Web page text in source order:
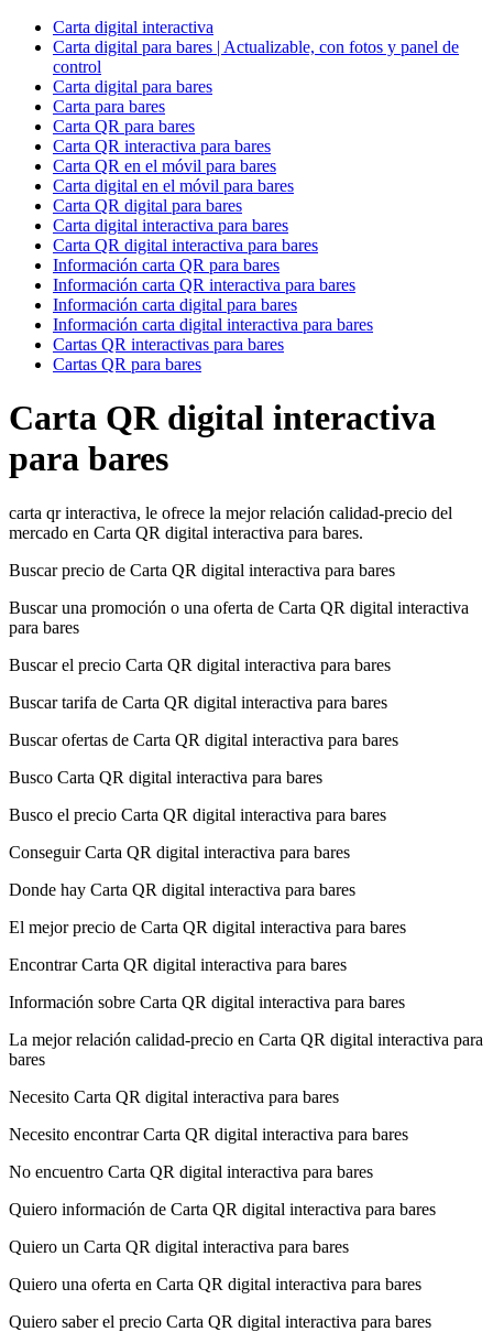
Carta digital interactiva
Carta digital para bares | Actualizable, con fotos y panel de
control
Carta digital para bares
Carta para bares
Carta QR para bares
Carta QR interactiva para bares
Carta QR en el móvil para bares
Carta digital en el móvil para bares
Carta QR digital para bares
Carta digital interactiva para bares
Carta QR digital interactiva para bares
Información carta QR para bares
Información carta QR interactiva para bares
Información carta digital para bares
Información carta digital interactiva para bares
Cartas QR interactivas para bares
Cartas QR para bares
Carta QR digital interactiva
para bares
carta qr interactiva, le ofrece la mejor relación calidad-precio del
mercado en Carta QR digital interactiva para bares.
Buscar precio de Carta QR digital interactiva para bares
Buscar una promoción o una oferta de Carta QR digital interactiva
para bares
Buscar el precio Carta QR digital interactiva para bares
Buscar tarifa de Carta QR digital interactiva para bares
Buscar ofertas de Carta QR digital interactiva para bares
Busco Carta QR digital interactiva para bares
Busco el precio Carta QR digital interactiva para bares
Conseguir Carta QR digital interactiva para bares
Donde hay Carta QR digital interactiva para bares
El mejor precio de Carta QR digital interactiva para bares
Encontrar Carta QR digital interactiva para bares
Información sobre Carta QR digital interactiva para bares
La mejor relación calidad-precio en Carta QR digital interactiva para
bares
Necesito Carta QR digital interactiva para bares
Necesito encontrar Carta QR digital interactiva para bares
No encuentro Carta QR digital interactiva para bares
Quiero información de Carta QR digital interactiva para bares
Quiero un Carta QR digital interactiva para bares
Quiero una oferta en Carta QR digital interactiva para bares
Quiero saber el precio Carta QR digital interactiva para bares